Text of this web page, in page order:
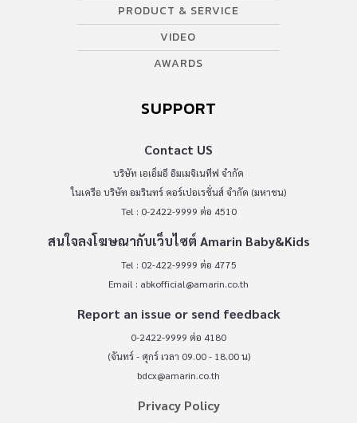
PRODUCT & SERVICE
VIDEO
AWARDS
SUPPORT
Contact US
บริษัท เอเอ็มอี อิมเมจิเนทีฟ จำกัด
ในเครือ บริษัท อมรินทร์ คอร์เปอเรชั่นส์ จำกัด (มหาชน)
Tel : 0-2422-9999 ต่อ 4510
สนใจลงโฆษณากับเว็บไซต์ Amarin Baby&Kids
Tel : 02-422-9999 ต่อ 4775
Email : abkofficial@amarin.co.th
Report an issue or send feedback
0-2422-9999 ต่อ 4180
(จันทร์ - ศุกร์ เวลา 09.00 - 18.00 น)
bdcx@amarin.co.th
Privacy Policy